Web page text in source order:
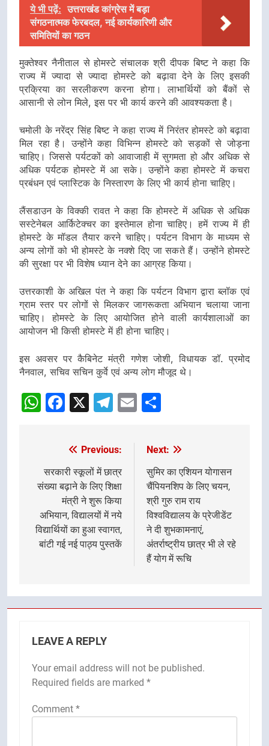
ये भी पढ़ें: उत्तराखंड कांग्रेस में बड़ा
संगठनात्मक फेरबदल, नई कार्यकारिणी और
समितियों का गठन
मुक्तेश्वर नैनीताल से होमस्टे संचालक श्री दीपक बिष्ट ने कहा कि
राज्य में ज्यादा से ज्यादा होमस्टे को बढ़ावा देने के लिए इसकी
प्रक्रिया का सरलीकरण करना होगा। लाभार्थियों को बैंकों से
आसानी से लोन मिले, इस पर भी कार्य करने की आवश्यकता है।
चमोली के नरेंद्र सिंह बिष्ट ने कहा राज्य में निरंतर होमस्टे को बढ़ावा
मिल रहा है। उन्होंने कहा विभिन्न होमस्टे को सड़कों से जोड़ना
चाहिए। जिससे पर्यटकों को आवाजाही में सुगमता हो और अधिक से
अधिक पर्यटक होमस्टे में आ सके। उन्होंने कहा होमस्टे में कचरा
प्रबंधन एवं प्लास्टिक के निस्तारण के लिए भी कार्य होना चाहिए।
लैंसडाउन के विक्की रावत ने कहा कि होमस्टे में अधिक से अधिक
सस्टेनेबल आर्किटेक्चर का इस्तेमाल होना चाहिए। हमें राज्य में ही
होमस्टे के मॉडल तैयार करने चाहिए। पर्यटन विभाग के माध्यम से
अन्य लोगों को भी होमस्टे के नक्शे दिए जा सकते हैं। उन्होंने होमस्टे
की सुरक्षा पर भी विशेष ध्यान देने का आग्रह किया।
उत्तरकाशी के अखिल पंत ने कहा कि पर्यटन विभाग द्वारा ब्लॉक एवं
ग्राम स्तर पर लोगों से मिलकर जागरूकता अभियान चलाया जाना
चाहिए। होमस्टे के लिए आयोजित होने वाली कार्यशालाओं का
आयोजन भी किसी होमस्टे में ही होना चाहिए।
इस अवसर पर कैबिनेट मंत्री गणेश जोशी, विधायक डॉ. प्रमोद
नैनवाल, सचिव सचिन कुर्वे एवं अन्य लोग मौजूद थे।
WhatsApp
Facebook
X Telegram
Email
navigation
Previous:
सरकारी स्कूलों में छात्र
संख्या बढ़ाने के लिए शिक्षा
मंत्री ने शुरू किया
अभियान, विद्यालयों में नये
विद्यार्थियों का हुआ स्वागत,
बांटी गई नई पाठ्य पुस्तकें
Next:
सुमिर का एशियन योगासन
चैंपियनशिप के लिए चयन,
श्री गुरु राम राय
विश्वविद्यालय के प्रेजीडेंट
ने दी शुभकामनाएं,
अंतर्राष्ट्रीय छात्र भी ले रहे
हैं योग में रूचि
LEAVE A REPLY
Your email address will not be published.
Required fields are marked *
Comment *